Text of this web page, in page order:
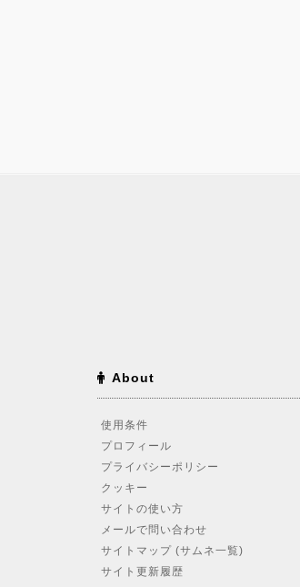
About
使用条件
プロフィール
プライバシーポリシー
クッキー
サイトの使い方
メールで問い合わせ
サイトマップ (サムネ一覧)
サイト更新履歴